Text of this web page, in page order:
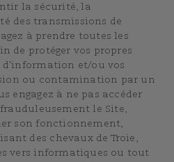
la sécurité, la
des transmissions de
à prendre toutes les
de protéger vos propres
d'information et/ou vos
ou contamination par un
engagez à ne pas accéder
le Site,
son fonctionnement,
des chevaux de Troie,
vers informatiques ou tout